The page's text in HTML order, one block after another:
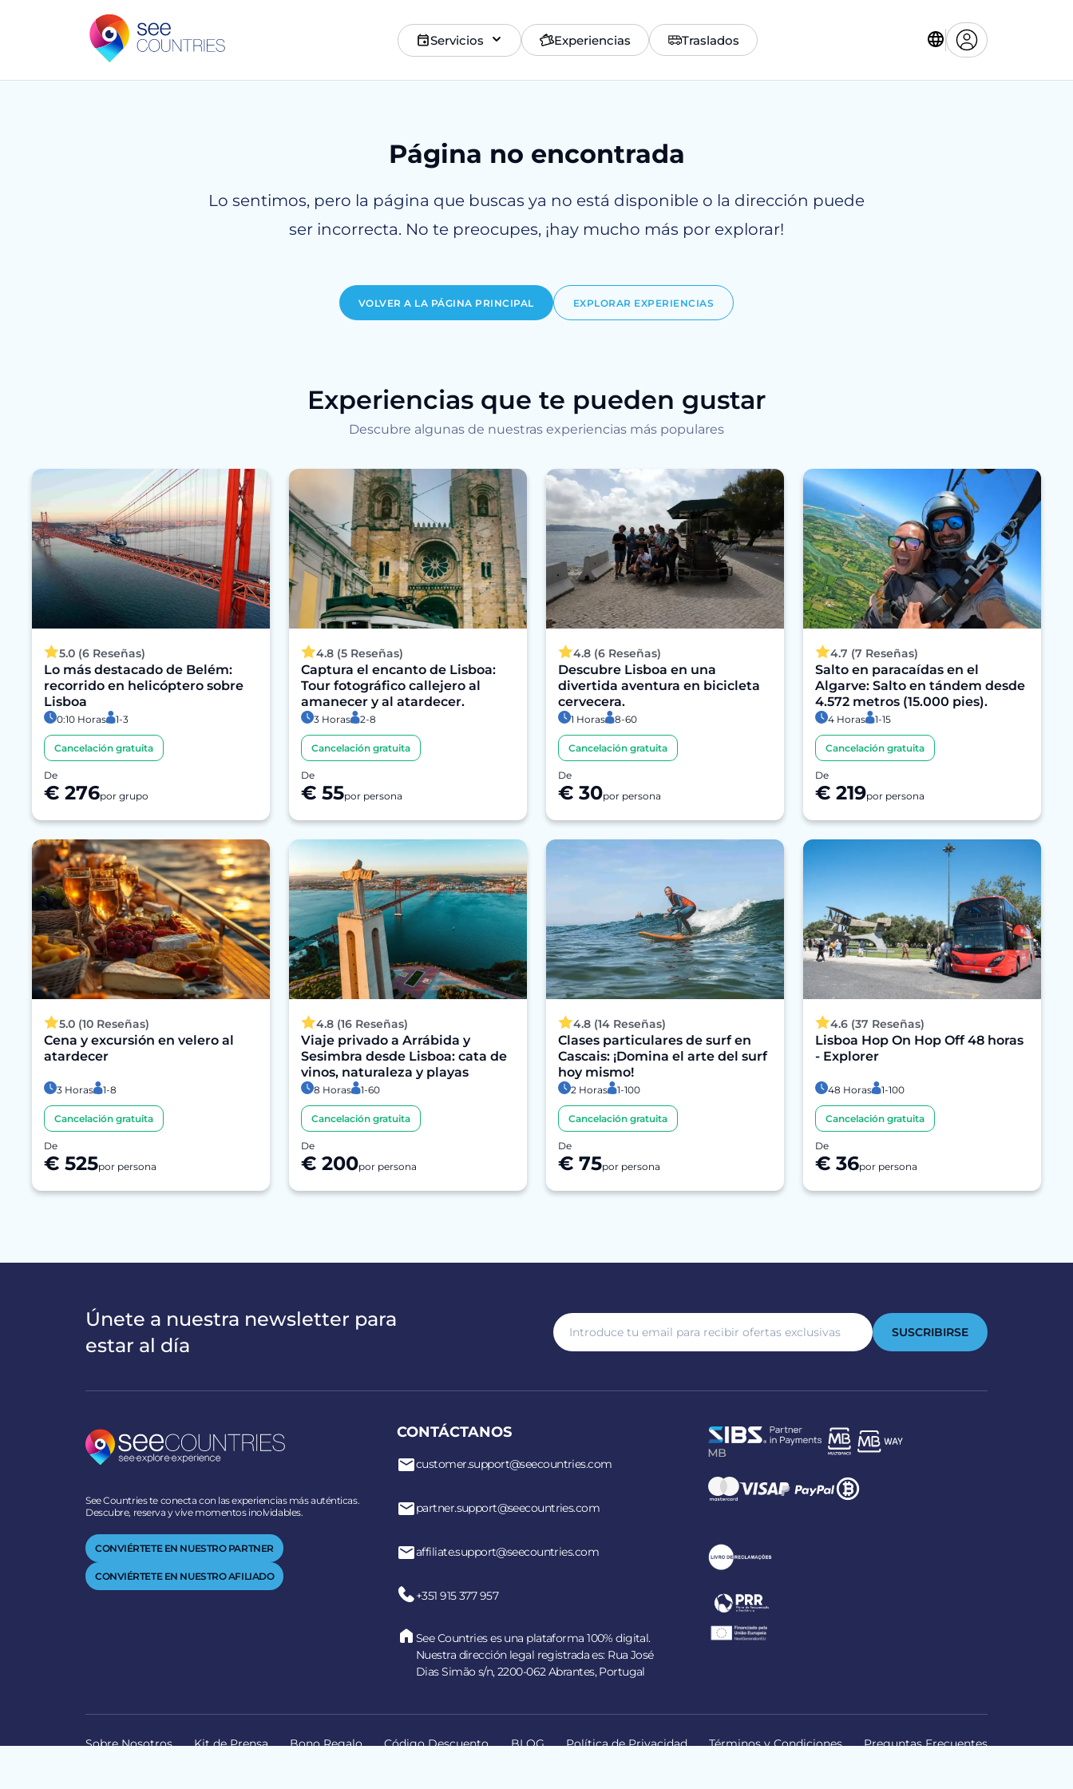
Servicios Experiencias Traslados
Página no encontrada
Lo sentimos, pero la página que buscas ya no está disponible o la dirección puede
ser incorrecta. No te preocupes, ¡hay mucho más por explorar!
VOLVER A LA PÁGINA PRINCIPAL EXPLORAR EXPERIENCIAS
Experiencias que te pueden gustar
Descubre algunas de nuestras experiencias más populares
5.0 (6 Reseñas)
Lo más destacado de Belém:
recorrido en helicóptero sobre
Lisboa
0:10 Horas 1-3
Cancelación gratuita
De
€ 276por grupo
4.8 (5 Reseñas)
Captura el encanto de Lisboa:
Tour fotográfico callejero al
amanecer y al atardecer.
3 Horas 2-8
Cancelación gratuita
De
€ 55por persona
4.8 (6 Reseñas)
Descubre Lisboa en una
divertida aventura en bicicleta
cervecera.
1 Horas 8-60
Cancelación gratuita
De
€ 30por persona
4.7 (7 Reseñas)
Salto en paracaídas en el
Algarve: Salto en tándem desde
4.572 metros (15.000 pies).
4 Horas 1-15
Cancelación gratuita
De
€ 219por persona
5.0 (10 Reseñas)
Cena y excursión en velero al
atardecer
3 Horas 1-8
Cancelación gratuita
De
€ 525por persona
4.8 (16 Reseñas)
Viaje privado a Arrábida y
Sesimbra desde Lisboa: cata de
vinos, naturaleza y playas
8 Horas 1-60
Cancelación gratuita
De
€ 200por persona
4.8 (14 Reseñas)
Clases particulares de surf en
Cascais: ¡Domina el arte del surf
hoy mismo!
2 Horas 1-100
Cancelación gratuita
De
€ 75por persona
4.6 (37 Reseñas)
Lisboa Hop On Hop Off 48 horas
- Explorer
48 Horas 1-100
Cancelación gratuita
De
€ 36por persona
Únete a nuestra newsletter para
estar al día
SUSCRIBIRSE
See Countries te conecta con las experiencias más auténticas.
Descubre, reserva y vive momentos inolvidables.
CONVIÉRTETE EN NUESTRO PARTNER
CONVIÉRTETE EN NUESTRO AFILIADO
CONTÁCTANOS
customer.support@seecountries.com
partner.support@seecountries.com
affiliate.support@seecountries.com
+351 915 377 957
See Countries es una plataforma 100% digital.
Nuestra dirección legal registrada es: Rua José
Dias Simão s/n, 2200-062 Abrantes, Portugal
Sobre Nosotros Kit de Prensa Bono Regalo Código Descuento BLOG Política de Privacidad Términos y Condiciones Preguntas Frecuentes